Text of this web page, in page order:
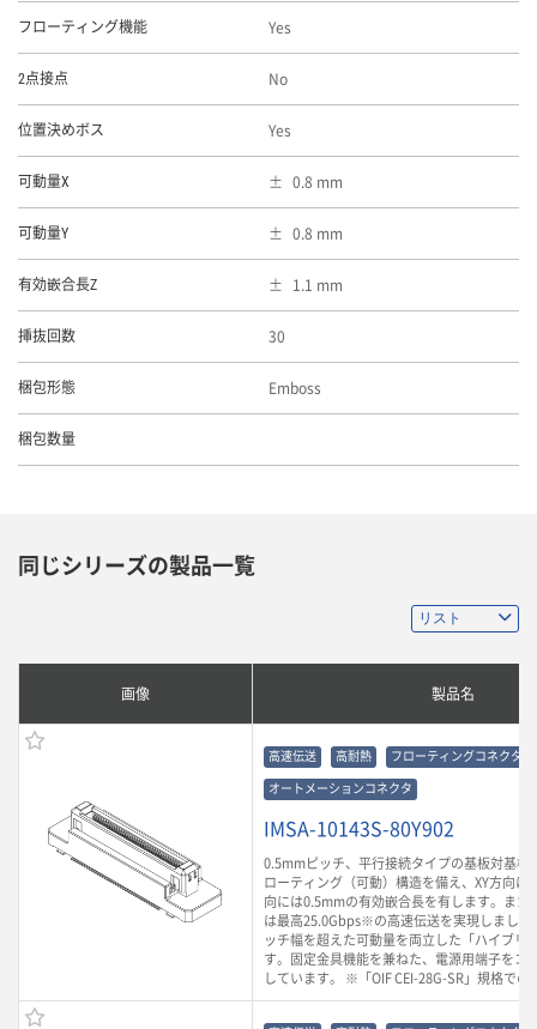
フローティング機能 Yes
2点接点 No
位置決めボス Yes
可動量X 0.8 mm
可動量Y 0.8 mm
有効嵌合長Z 1.1 mm
挿抜回数 30
梱包形態 Emboss
梱包数量
同じシリーズの製品一覧
画像 製品名
高速伝送 高耐熱 フローティングコネクタ
オートメーションコネクタ
IMSA-10143S-80Y902
0.5mmピッチ、平行接続タイプの基板対基板
ローティング（可動）構造を備え、XY方向に
向には0.5mmの有効嵌合長を有します。また
は最高25.0Gbps※の高速伝送を実現しました
ッチ幅を超えた可動量を両立した「ハイブリ
す。固定金具機能を兼ねた、電源用端子をコ
しています。 ※「OIF CEI-28G-SR」規格での